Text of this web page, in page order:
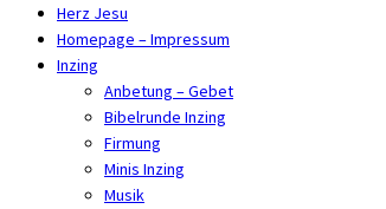
Herz Jesu
Homepage – Impressum
Inzing
Anbetung – Gebet
Bibelrunde Inzing
Firmung
Minis Inzing
Musik